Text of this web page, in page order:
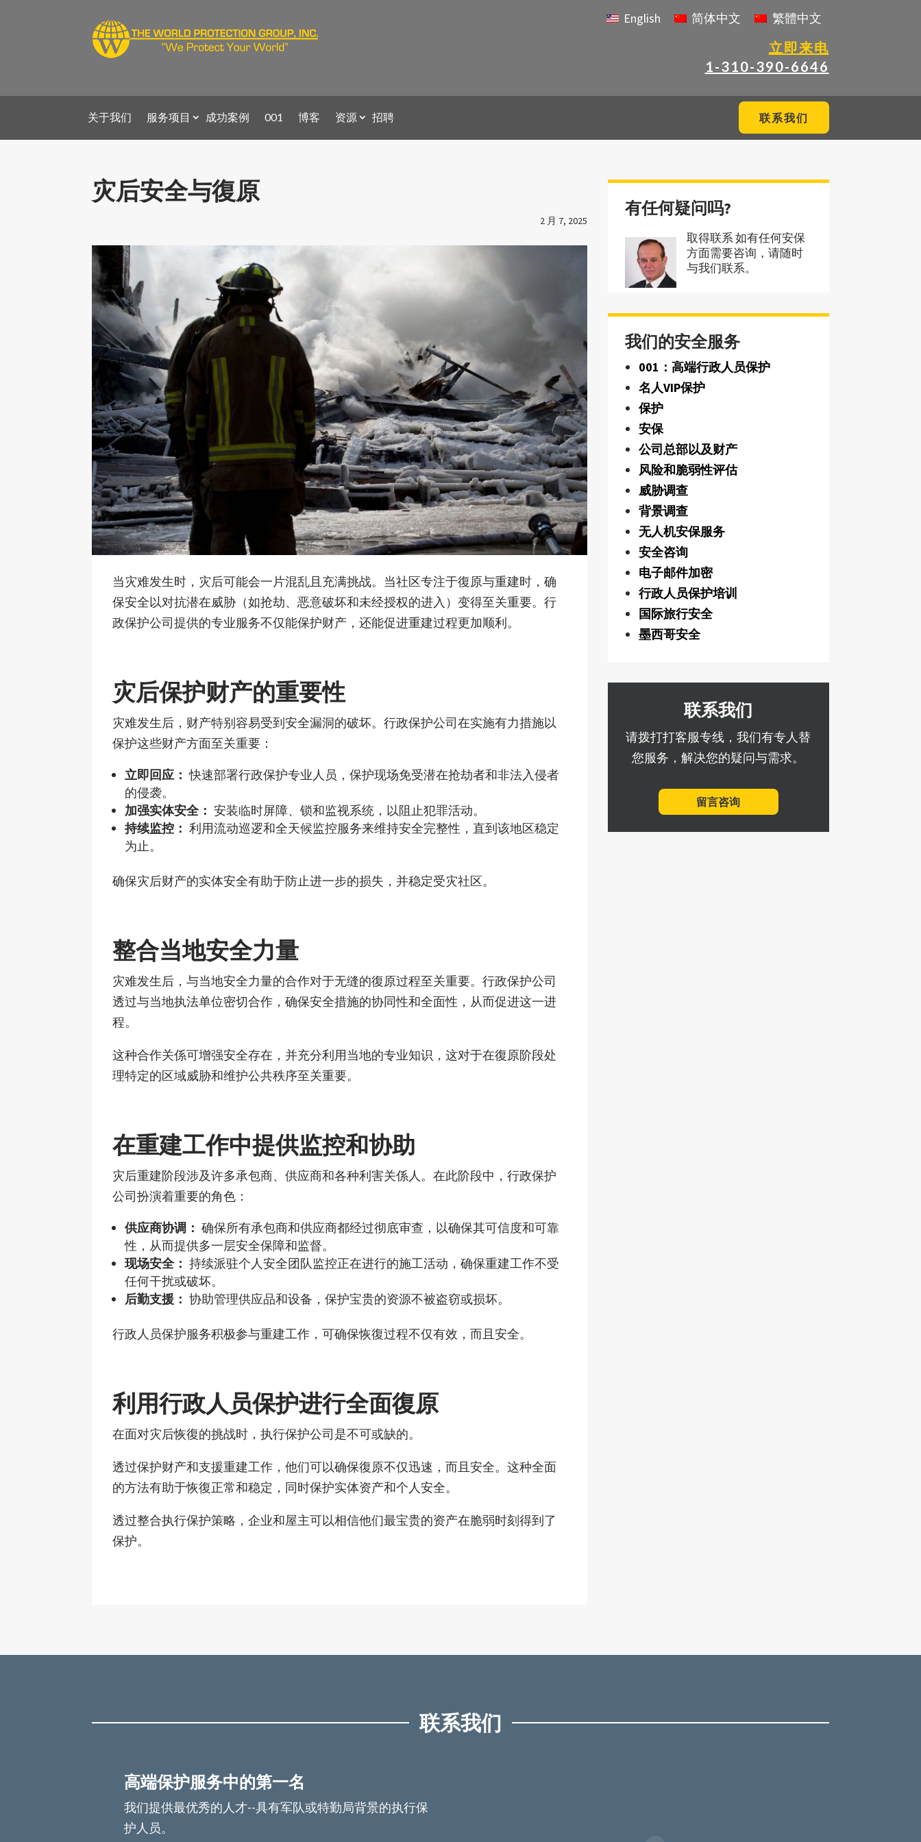
English 简体中文 繁體中文
立即来电
1-310-390-6646
关于我们 服务项目 成功案例 001 博客 资源 招聘 联系我们
灾后安全与復原
2 月 7, 2025
当灾难发生时，灾后可能会一片混乱且充满挑战。当社区专注于復原与重建时，确
保安全以对抗潜在威胁（如抢劫、恶意破坏和未经授权的进入）变得至关重要。行
政保护公司提供的专业服务不仅能保护财产，还能促进重建过程更加顺利。
灾后保护财产的重要性
灾难发生后，财产特别容易受到安全漏洞的破坏。行政保护公司在实施有力措施以
保护这些财产方面至关重要：
立即回应： 快速部署行政保护专业人员，保护现场免受潜在抢劫者和非法入侵者
的侵袭。
加强实体安全： 安装临时屏障、锁和监视系统，以阻止犯罪活动。
持续监控： 利用流动巡逻和全天候监控服务来维持安全完整性，直到该地区稳定
为止。
确保灾后财产的实体安全有助于防止进一步的损失，并稳定受灾社区。
整合当地安全力量
灾难发生后，与当地安全力量的合作对于无缝的復原过程至关重要。行政保护公司
透过与当地执法单位密切合作，确保安全措施的协同性和全面性，从而促进这一进
程。
这种合作关係可增强安全存在，并充分利用当地的专业知识，这对于在復原阶段处
理特定的区域威胁和维护公共秩序至关重要。
在重建工作中提供监控和协助
灾后重建阶段涉及许多承包商、供应商和各种利害关係人。在此阶段中，行政保护
公司扮演着重要的角色：
供应商协调： 确保所有承包商和供应商都经过彻底审查，以确保其可信度和可靠
性，从而提供多一层安全保障和监督。
现场安全： 持续派驻个人安全团队监控正在进行的施工活动，确保重建工作不受
任何干扰或破坏。
后勤支援： 协助管理供应品和设备，保护宝贵的资源不被盗窃或损坏。
行政人员保护服务积极参与重建工作，可确保恢復过程不仅有效，而且安全。
利用行政人员保护进行全面復原
在面对灾后恢復的挑战时，执行保护公司是不可或缺的。
透过保护财产和支援重建工作，他们可以确保復原不仅迅速，而且安全。这种全面
的方法有助于恢復正常和稳定，同时保护实体资产和个人安全。
透过整合执行保护策略，企业和屋主可以相信他们最宝贵的资产在脆弱时刻得到了
保护。
有任何疑问吗?
取得联系 如有任何安保
方面需要咨询，请随时
与我们联系。
我们的安全服务
001：高端行政人员保护
名人VIP保护
保护
安保
公司总部以及财产
风险和脆弱性评估
威胁调查
背景调查
无人机安保服务
安全咨询
电子邮件加密
行政人员保护培训
国际旅行安全
墨西哥安全
联系我们
请拨打打客服专线，我们有专人替
您服务，解决您的疑问与需求。
留言咨询
联系我们
高端保护服务中的第一名
我们提供最优秀的人才--具有军队或特勤局背景的执行保
护人员。